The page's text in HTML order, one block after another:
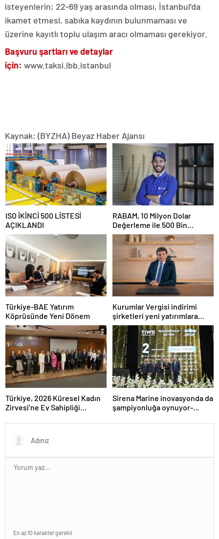
isteyenlerin; 22-69 yaş arasında olması, İstanbul’da
ikamet etmesi, sabıka kaydının bulunmaması ve
üzerine kayıtlı toplu ulaşım aracı olmaması gerekiyor.
Başvuru şartları ve detaylar
için: www.taksi.ibb.istanbul
Kaynak: (BYZHA) Beyaz Haber Ajansı
ISO İKİNCİ 500 LİSTESİ
AÇIKLANDI
RABAM, 10 Milyon Dolar
Değerleme ile 500 Bin
Dolarlık Yatırım Aldı
Türkiye-BAE Yatırım
Köprüsünde Yeni Dönem
Kurumlar Vergisi indirimi
şirketleri yeni yatırımlara
yönlendirecek
Türkiye, 2026 Küresel Kadın
Zirvesi’ne Ev Sahipliği
Sirena Marine inovasyonda da
şampiyonluğa oynuyor-
En az 10 karakter gerekli